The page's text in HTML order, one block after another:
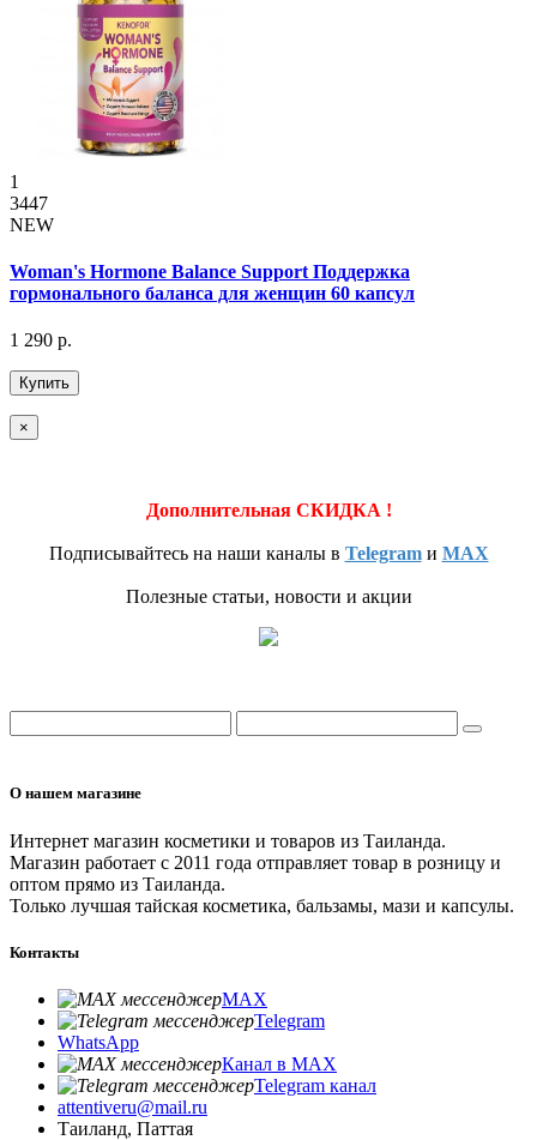
1
3447
NEW
Woman's Hormone Balance Support Поддержка
гормонального баланса для женщин 60 капсул
1 290 р.
Купить
×
Дополнительная СКИДКА !
Подписывайтесь на наши каналы в Telegramи MAX
Полезные статьи, новости и акции
О нашем магазине
Интернет магазин косметики и товаров из Таиланда.
Магазин работает с 2011 года отправляет товар в розницу и
оптом прямо из Таиланда.
Только лучшая тайская косметика, бальзамы, мази и капсулы.
Контакты
MAX
Telegram
WhatsApp
Канал в MAX
Telegram канал
attentiveru@mail.ru
Таиланд, Паттая